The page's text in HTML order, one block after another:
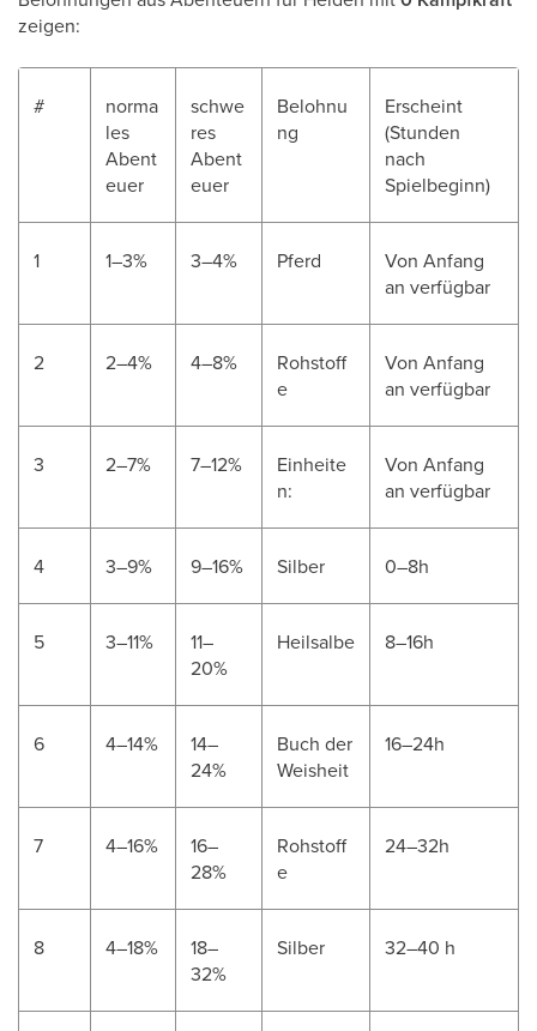
zeigen:
#
norma
les
Abent
euer
schwe
res
Abent
euer
Belohnu
ng
Erscheint
(Stunden
nach
Spielbeginn)
1 1–3% 3–4% Pferd
Von Anfang
an verfügbar
2 2–4% 4–8%
Rohstoff
e
Von Anfang
an verfügbar
3 2–7% 7–12%
Einheite
n:
Von Anfang
an verfügbar
4 3–9% 9–16% Silber 0–8h
5 3–11%
11–
20%
Heilsalbe 8–16h
6 4–14%
14–
24%
Buch der
Weisheit
16–24h
7 4–16%
16–
28%
Rohstoff
e
24–32h
8 4–18%
18–
32%
Silber 32–40 h